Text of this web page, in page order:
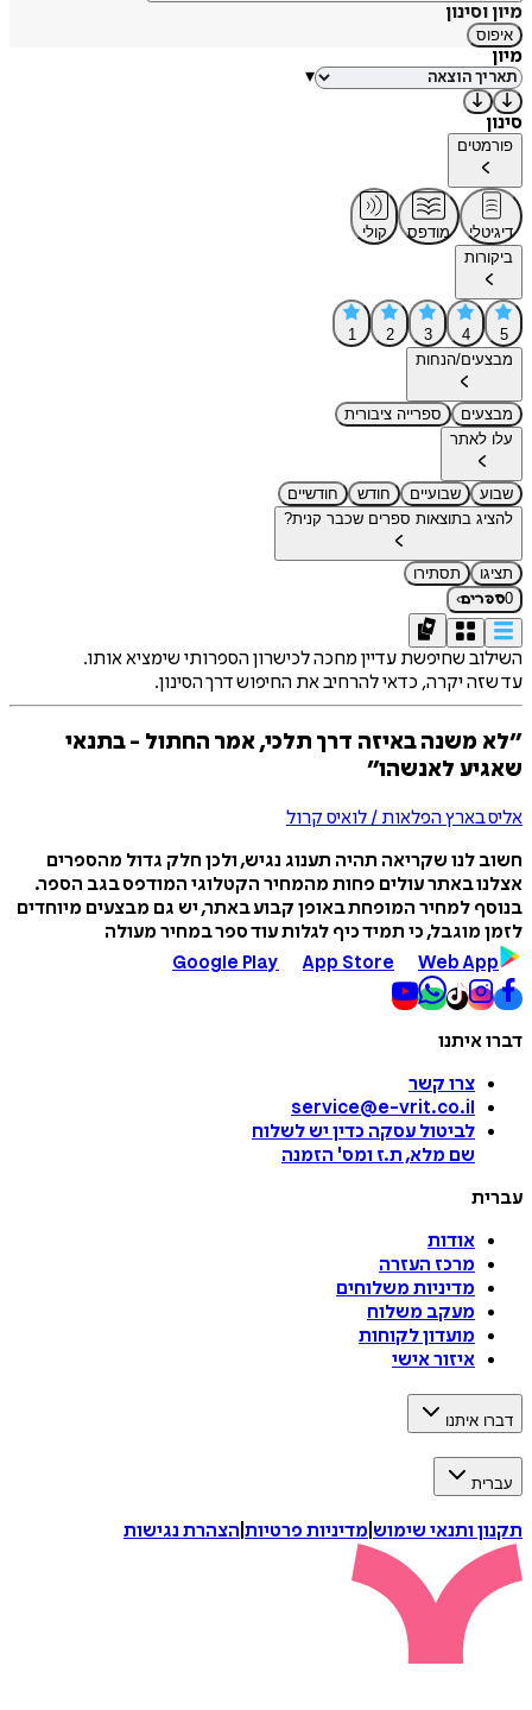
מיון וסינון
איפוס
מיון
▾
סינון
פורמטים
דיגיטלי מודפס
קולי
ביקורות
5
4
3
2
1
מבצעים/הנחות
מבצעים
ספרייה ציבורית
עלו לאתר
שבוע שבועיים חודש
חודשיים
להציג בתוצאות ספרים שכבר קנית?
תציגו
תסתירו
0ספרים›
השילוב שחיפשת עדיין מחכה לכישרון הספרותי שימציא אותו.
עד שזה יקרה, כדאי להרחיב את החיפוש דרך הסינון.
״לא משנה באיזה דרך תלכי, אמר החתול - בתנאי
שאגיע לאנשהו״
אליס בארץ הפלאות / לואיס קרול
חשוב לנו שקריאה תהיה תענוג נגיש, ולכן חלק גדול מהספרים
אצלנו באתר עולים פחות מהמחיר הקטלוגי המודפס בגב הספר.
בנוסף למחיר המופחת באופן קבוע באתר, יש גם מבצעים מיוחדים
לזמן מוגבל, כי תמיד כיף לגלות עוד ספר במחיר מעולה
Google Play
App Store Web App
דברו איתנו
צרו קשר
service@e-vrit.co.il
לביטול עסקה כדין יש לשלוח
שם מלא, ת.ז ומס' הזמנה
עברית
אודות
מרכז העזרה
מדיניות משלוחים
מעקב משלוח
מועדון לקוחות
איזור אישי
דברו איתנו
עברית
תקנון ותנאי שימוש מדיניות פרטיות הצהרת נגישות